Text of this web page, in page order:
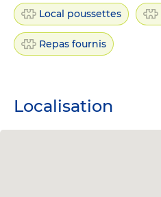
Local poussettes
Repas fournis
Localisation